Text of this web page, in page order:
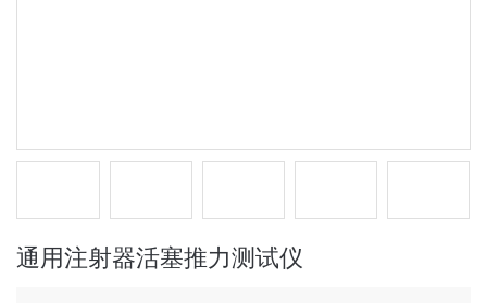
通用注射器活塞推力测试仪